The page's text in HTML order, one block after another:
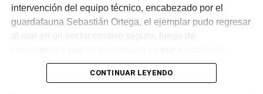
intervención del equipo técnico, encabezado por el
guardafauna Sebastián Ortega, el ejemplar pudo regresar
CONTINUAR LEYENDO